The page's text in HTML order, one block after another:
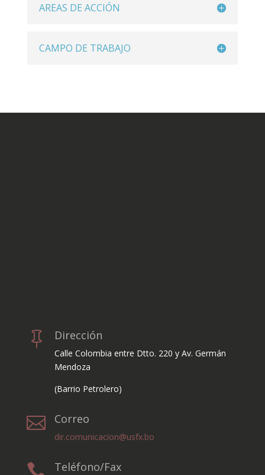
AREAS DE ACCIÓN
CAMPO DE TRABAJO
 Dirección
Calle Colombia entre Dtto. 220 y Av. Germán
Mendoza
(Barrio Petrolero)
 Correo
dir.comunicacion@usfx.bo
 Teléfono/Fax